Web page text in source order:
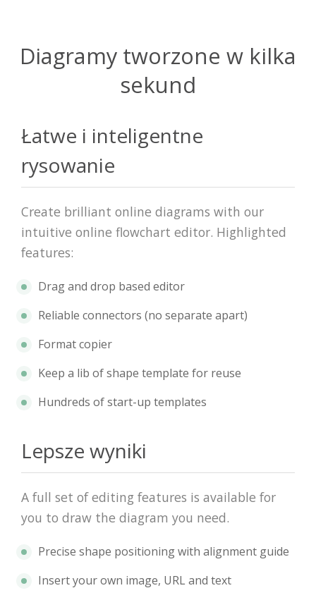
Diagramy tworzone w kilka
sekund
Łatwe i inteligentne
rysowanie
Create brilliant online diagrams with our
intuitive online flowchart editor. Highlighted
features:
Drag and drop based editor
Reliable connectors (no separate apart)
Format copier
Keep a lib of shape template for reuse
Hundreds of start-up templates
Lepsze wyniki
A full set of editing features is available for
you to draw the diagram you need.
Precise shape positioning with alignment guide
Insert your own image, URL and text